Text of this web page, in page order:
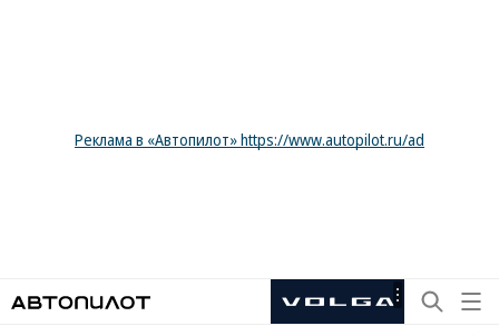
Реклама в «Автопилот» https://www.autopilot.ru/ad
Рекламная